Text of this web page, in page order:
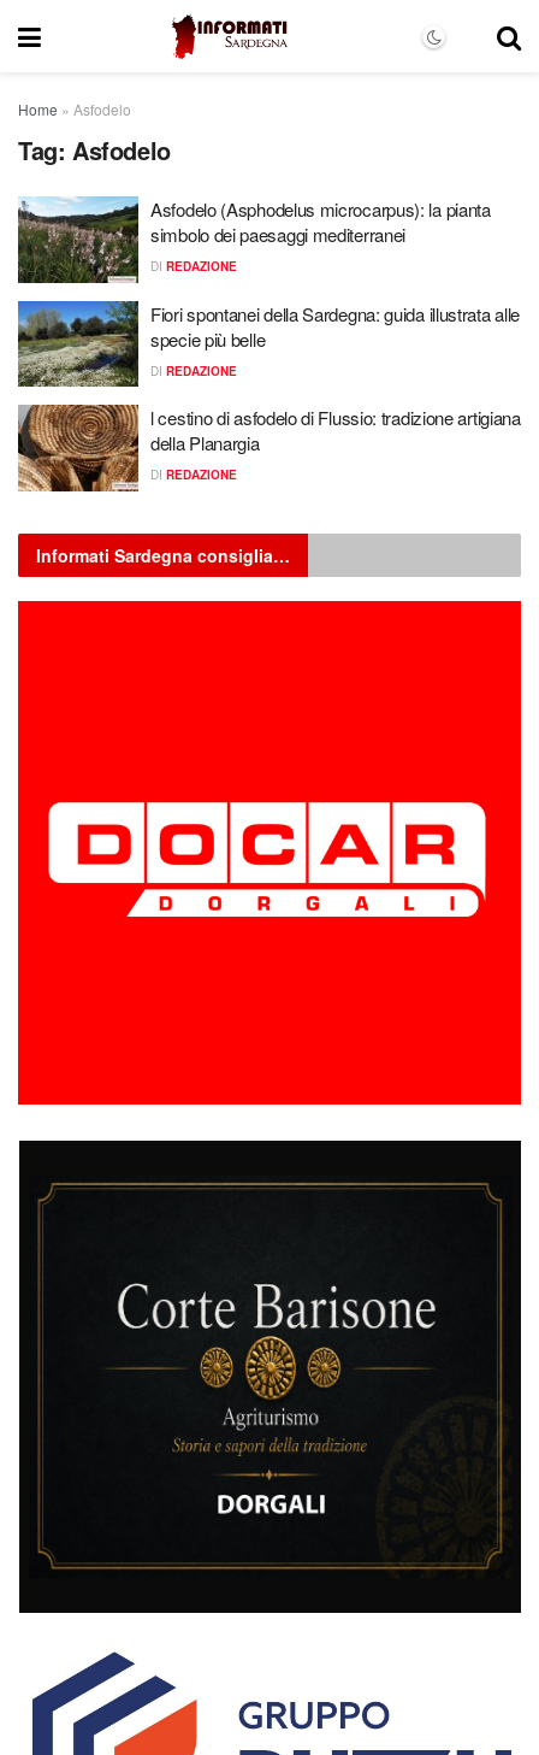
Home » Asfodelo
Tag: Asfodelo
Asfodelo (Asphodelus microcarpus): la pianta
simbolo dei paesaggi mediterranei
DI REDAZIONE
Fiori spontanei della Sardegna: guida illustrata alle
specie più belle
DI REDAZIONE
l cestino di asfodelo di Flussio: tradizione artigiana
della Planargia
DI REDAZIONE
Informati Sardegna consiglia…